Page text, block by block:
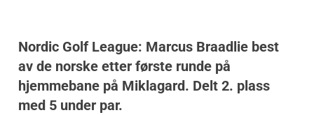
Nordic Golf League: Marcus Braadlie best
av de norske etter første runde på
hjemmebane på Miklagard. Delt 2. plass
med 5 under par.